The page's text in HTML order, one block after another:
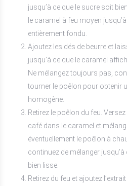
jusqu’à ce que le sucre soit
le caramel à feu moyen
entièrement fondu.
Ajoutez les dés de beurre et
jusqu’à ce que le caramel
Ne mélangez toujours pas,
tourner le poêlon pour obtenir
homogène.
Retirez le poêlon du feu.
café dans le caramel et
éventuellement le poêlon à
continuez de mélanger
bien lisse.
Retirez du feu et ajoutez